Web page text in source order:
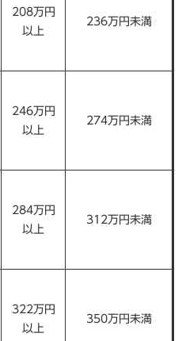
208万円
以上
236万円未満
246万円
以上
274万円未満
284万円
以上
312万円未満
322万円
以上
350万円未満